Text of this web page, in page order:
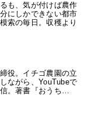
も、気が付けば農作
にしかできない都市
索の毎日。収穫より
役。イチゴ農園の立
ながら、YouTubeで
。著書『おうち…